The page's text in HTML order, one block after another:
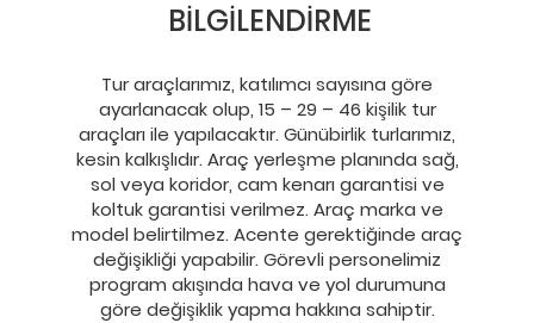
BİLGİLENDİRME
Tur araçlarımız, katılımcı sayısına göre
ayarlanacak olup, 15 – 29 – 46 kişilik tur
araçları ile yapılacaktır. Günübirlik turlarımız,
kesin kalkışlıdır. Araç yerleşme planında sağ,
sol veya koridor, cam kenarı garantisi ve
koltuk garantisi verilmez. Araç marka ve
model belirtilmez. Acente gerektiğinde araç
değişikliği yapabilir. Görevli personelimiz
program akışında hava ve yol durumuna
göre değişiklik yapma hakkına sahiptir.